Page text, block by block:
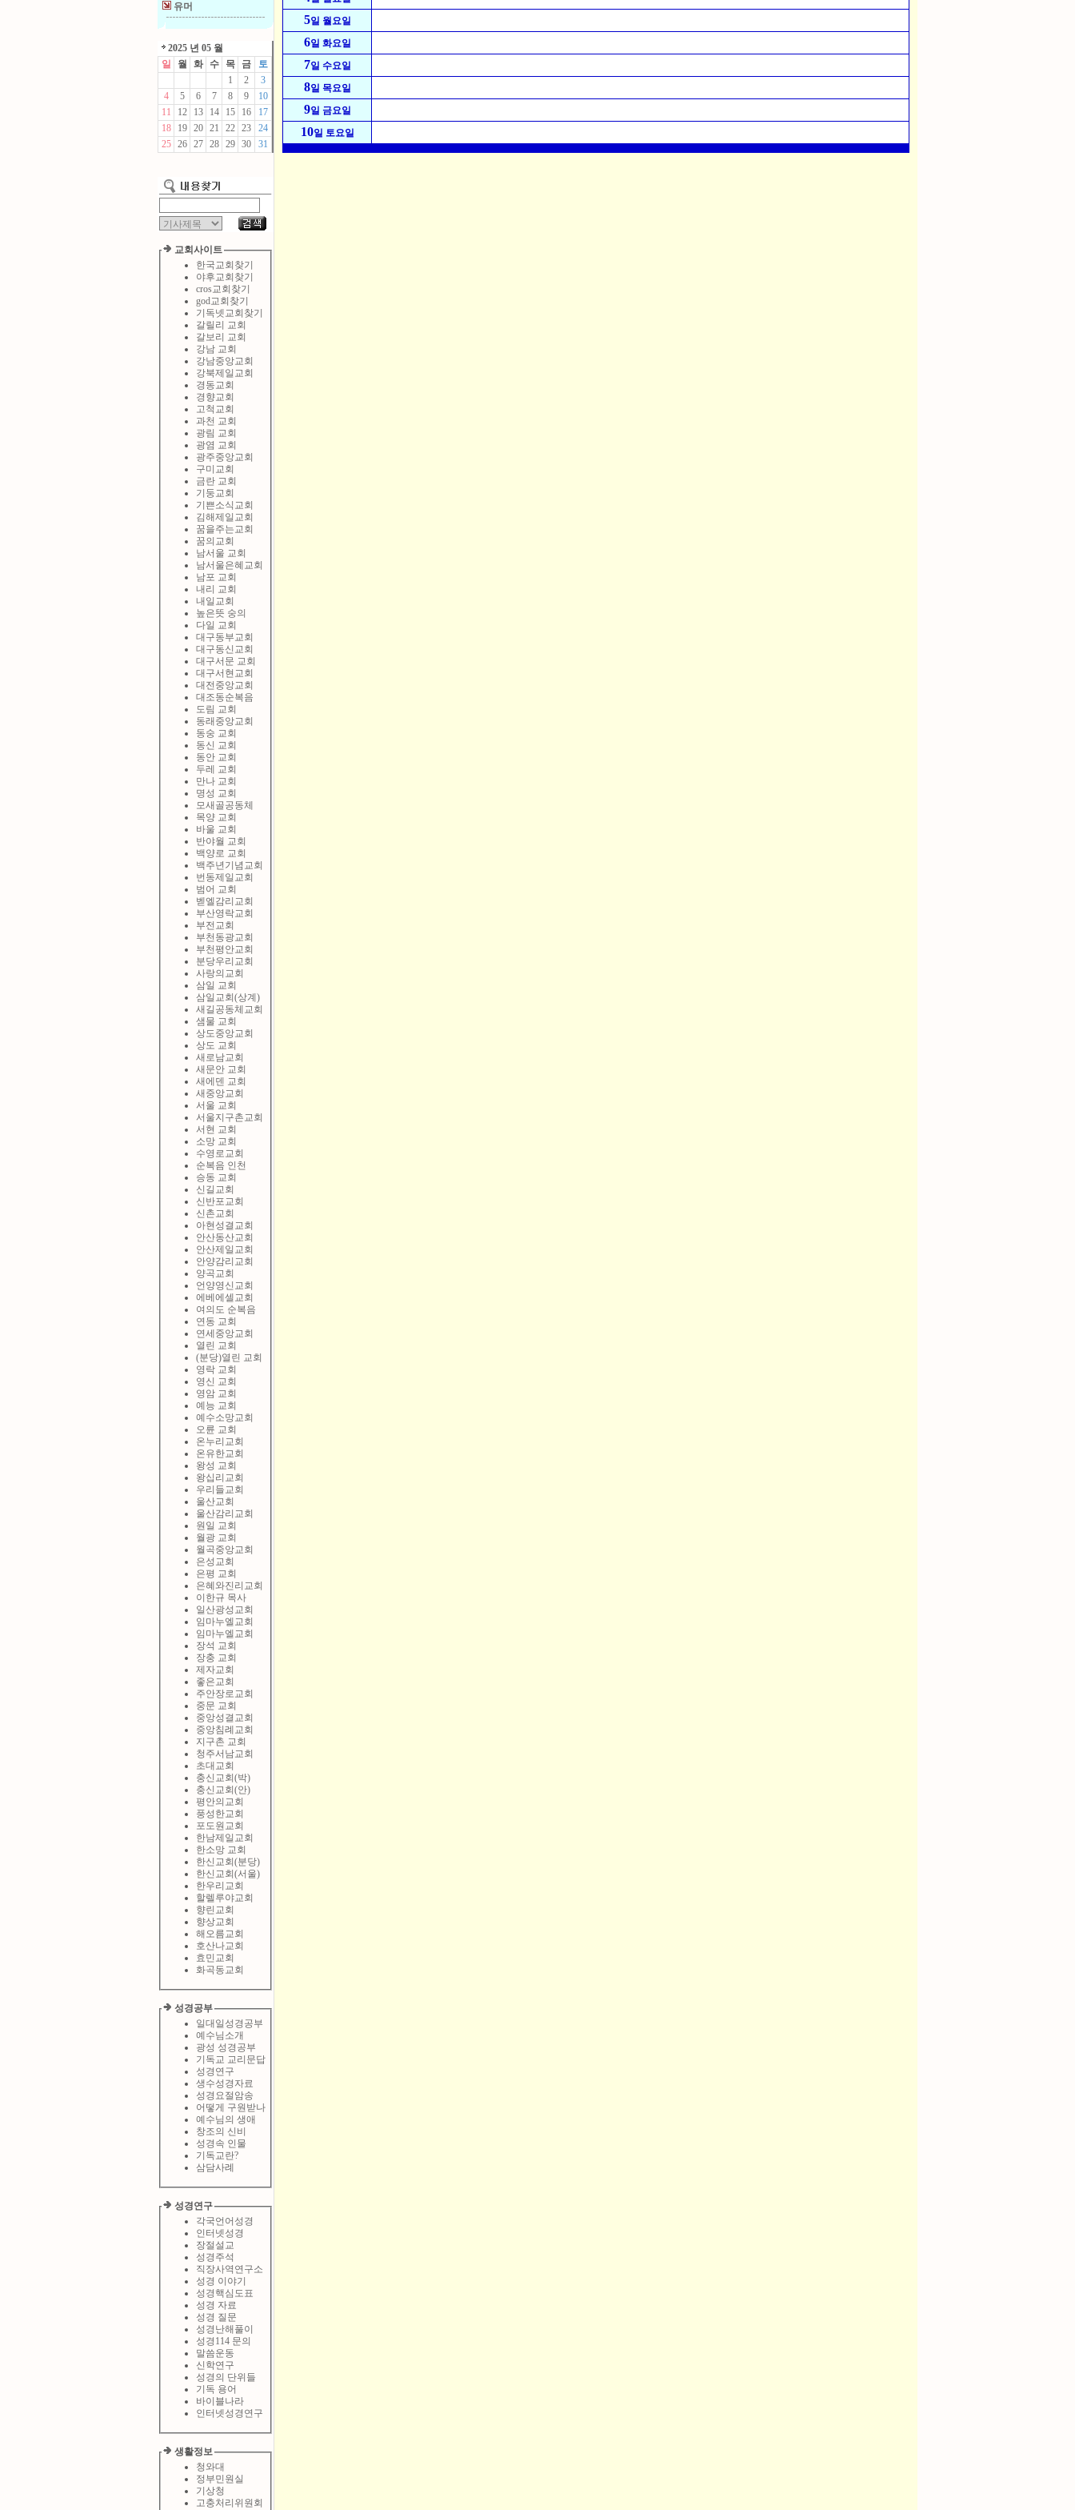
유머
2025 년 05 월
일
월 화 수 목 금
토
1
2
3
4
5 6 7 8 9
10
11
12 13 14 15 16
17
18
19 20 21 22 23
24
25
26 27 28 29 30 31
교회사이트
한국교회찾기
야후교회찾기
cros교회찾기
god교회찾기
기독넷교회찾기
갈릴리 교회
갈보리 교회
강남 교회
강남중앙교회
강북제일교회
경동교회
경향교회
고척교회
과천 교회
광림 교회
광염 교회
광주중앙교회
구미교회
금란 교회
기둥교회
기쁜소식교회
김해제일교회
꿈을주는교회
꿈의교회
남서울 교회
남서울은혜교회
남포 교회
내리 교회
내일교회
높은뜻 숭의
다일 교회
대구동부교회
대구동신교회
대구서문 교회
대구서현교회
대전중앙교회
대조동순복음
도림 교회
동래중앙교회
동숭 교회
동신 교회
동안 교회
두레 교회
만나 교회
명성 교회
모새골공동체
목양 교회
바울 교회
반야월 교회
백양로 교회
백주년기념교회
번동제일교회
범어 교회
벧엘감리교회
부산영락교회
부전교회
부천동광교회
부천평안교회
분당우리교회
사랑의교회
삼일 교회
삼일교회(상계)
새길공동체교회
샘물 교회
상도중앙교회
상도 교회
새로남교회
새문안 교회
새에덴 교회
새중앙교회
서울 교회
서울지구촌교회
서현 교회
소망 교회
수영로교회
순복음 인천
승동 교회
신길교회
신반포교회
신촌교회
아현성결교회
안산동산교회
안산제일교회
안양감리교회
양곡교회
언양영신교회
에베에셀교회
여의도 순복음
연동 교회
연세중앙교회
열린 교회
(분당)열린 교회
영락 교회
영신 교회
영암 교회
예능 교회
예수소망교회
오륜 교회
온누리교회
온유한교회
왕성 교회
왕십리교회
우리들교회
울산교회
울산감리교회
원일 교회
월광 교회
월곡중앙교회
은성교회
은평 교회
은혜와진리교회
이한규 목사
일산광성교회
임마누엘교회
임마누엘교회
장석 교회
장충 교회
제자교회
좋은교회
주안장로교회
중문 교회
중앙성결교회
중앙침례교회
지구촌 교회
청주서남교회
초대교회
충신교회(박)
충신교회(안)
평안의교회
풍성한교회
포도원교회
한남제일교회
한소망 교회
한신교회(분당)
한신교회(서울)
한우리교회
할렐루야교회
향린교회
향상교회
해오름교회
호산나교회
효민교회
화곡동교회
성경공부
일대일성경공부
예수님소개
광성 성경공부
기독교 교리문답
성경연구
생수성경자료
성경요절암송
어떻게 구원받나
예수님의 생애
창조의 신비
성경속 인물
기독교란?
삼담사례
성경연구
각국언어성경
인터넷성경
장절설교
성경주석
직장사역연구소
성경 이야기
성경핵심도표
성경 자료
성경 질문
성경난해풀이
성경114 문의
말씀운동
신학연구
성경의 단위들
기독 용어
바이블나라
인터넷성경연구
생활정보
청와대
정부민원실
기상청
고충처리위원회
5일 월요일
6일 화요일
7일 수요일
8일 목요일
9일 금요일
10일 토요일